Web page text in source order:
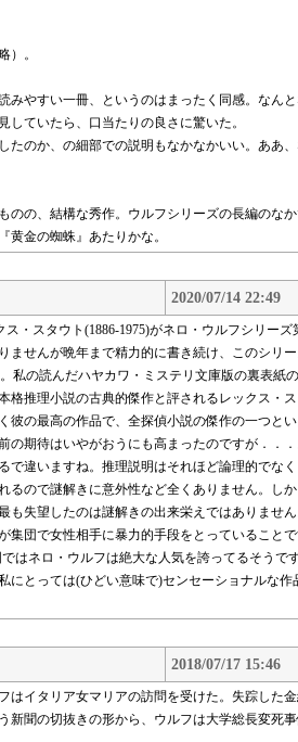
）。
やすい一冊、というのはまったく同感。なん
ていたら、口当たりの良さに驚いた。
のか、の細部での説明もなかなかいい。ああ
の、結構な秀作。ウルフシリーズの長編のな
黄金の蜘蛛』あたりかな。
2020/07/14 22:49
・スタウト(1886-1975)がネロ・ウルフシリーズ
ませんが晩年まで精力的に書き続け、このシリ
私の読んだハヤカワ・ミステリ文庫版の裏表紙
格推理小説の古典的傑作と評されるレックス・
の最高の作品で、全探偵小説の傑作の一つと
の期待はいやがおうにも高まったのですが．．
違いますね。推理説明はそれほど論理的でなく
るので謎解きに意外性など全くありません。し
失望したのは謎解きの出来栄えではありませ
団で女性相手に暴力的手段をとっていること
はネロ・ウルフは絶大な人気を誇ってるそうで
にとっては(ひどい意味で)センセーショナルな作
2018/07/17 15:46
イタリア女マリアの訪問を受けた。失踪した
新聞の切抜きの形から、ウルフは大学総長変死